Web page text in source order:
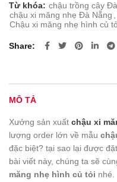
Từ khóa: chậu trồng cây
chậu xi măng nhẹ Đà Nẵng
Chậu xi măng nhẹ hình củ
Share
MÔ TẢ
Xưởng sản xuất chậu xi
lượng order lớn về mẫu
đặc biệt? tại sao lại được
bài viết này, chúng ta sẽ
măng nhẹ hình củ tỏi nhé.